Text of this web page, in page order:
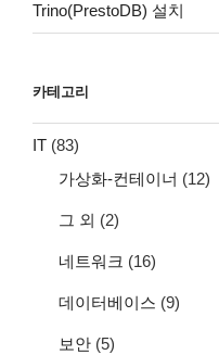
Trino(PrestoDB) 설치
카테고리
IT (83)
가상화-컨테이너 (12)
그 외 (2)
네트워크 (16)
데이터베이스 (9)
보안 (5)